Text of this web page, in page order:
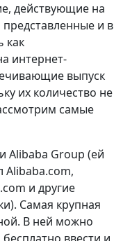
действующие на
и в
как
интернет-
выпуск
их количество не
самые
Alibaba Group (ей
Alibaba.com,
и другие
Самая крупная
В ней можно